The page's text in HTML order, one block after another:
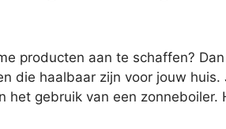
producten aan te schaffen?
die haalbaar zijn voor jouw
gebruik van een